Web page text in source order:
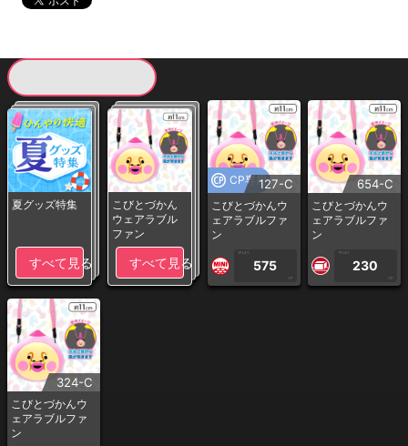
夏グッズ特集
すべて見る
こびとづかん
ウェアラブル
ファン
すべて見る
CP専用127-C
こびとづかんウ
ェアラブルファ
ン
1PLAY
575
CP
654-C
こびとづかんウ
ェアラブルファ
ン
1PLAY
230
CP
324-C
こびとづかんウ
ェアラブルファ
ン